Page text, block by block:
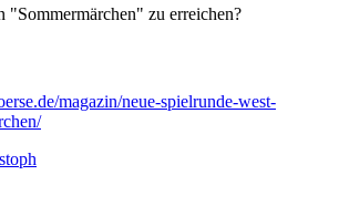
"Sommermärchen" zu erreichen?
magazin/neue-spielrunde-west-